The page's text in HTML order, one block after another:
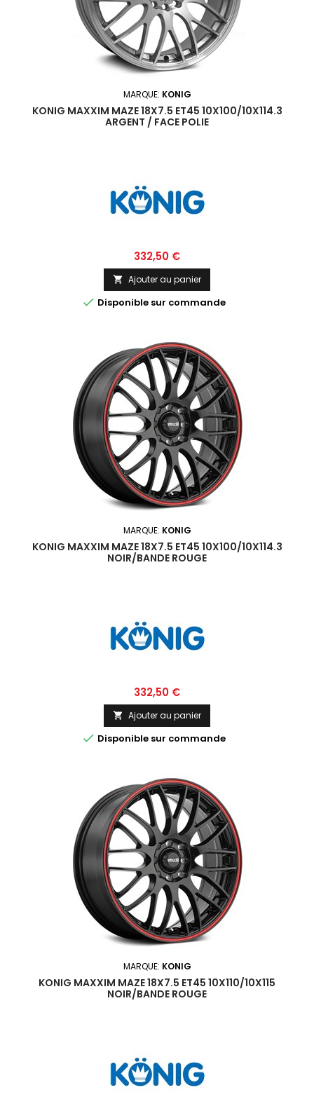
MARQUE: KONIG
KONIG MAXXIM MAZE 18X7.5 ET45 10X100/10X114.3
ARGENT / FACE POLIE
Prix
332,50 €
 Ajouter au panier
 Disponible sur commande
MARQUE: KONIG
KONIG MAXXIM MAZE 18X7.5 ET45 10X100/10X114.3
NOIR/BANDE ROUGE
Prix
332,50 €
 Ajouter au panier
 Disponible sur commande
MARQUE: KONIG
KONIG MAXXIM MAZE 18X7.5 ET45 10X110/10X115
NOIR/BANDE ROUGE